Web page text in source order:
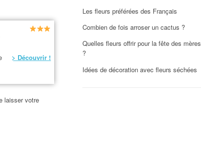
> Découvrir !
laisser votre
Les fleurs préférées des Français
Combien de fois arroser un cactus ?
Quelles fleurs offrir pour la fête des mères
?
Idées de décoration avec fleurs séchées